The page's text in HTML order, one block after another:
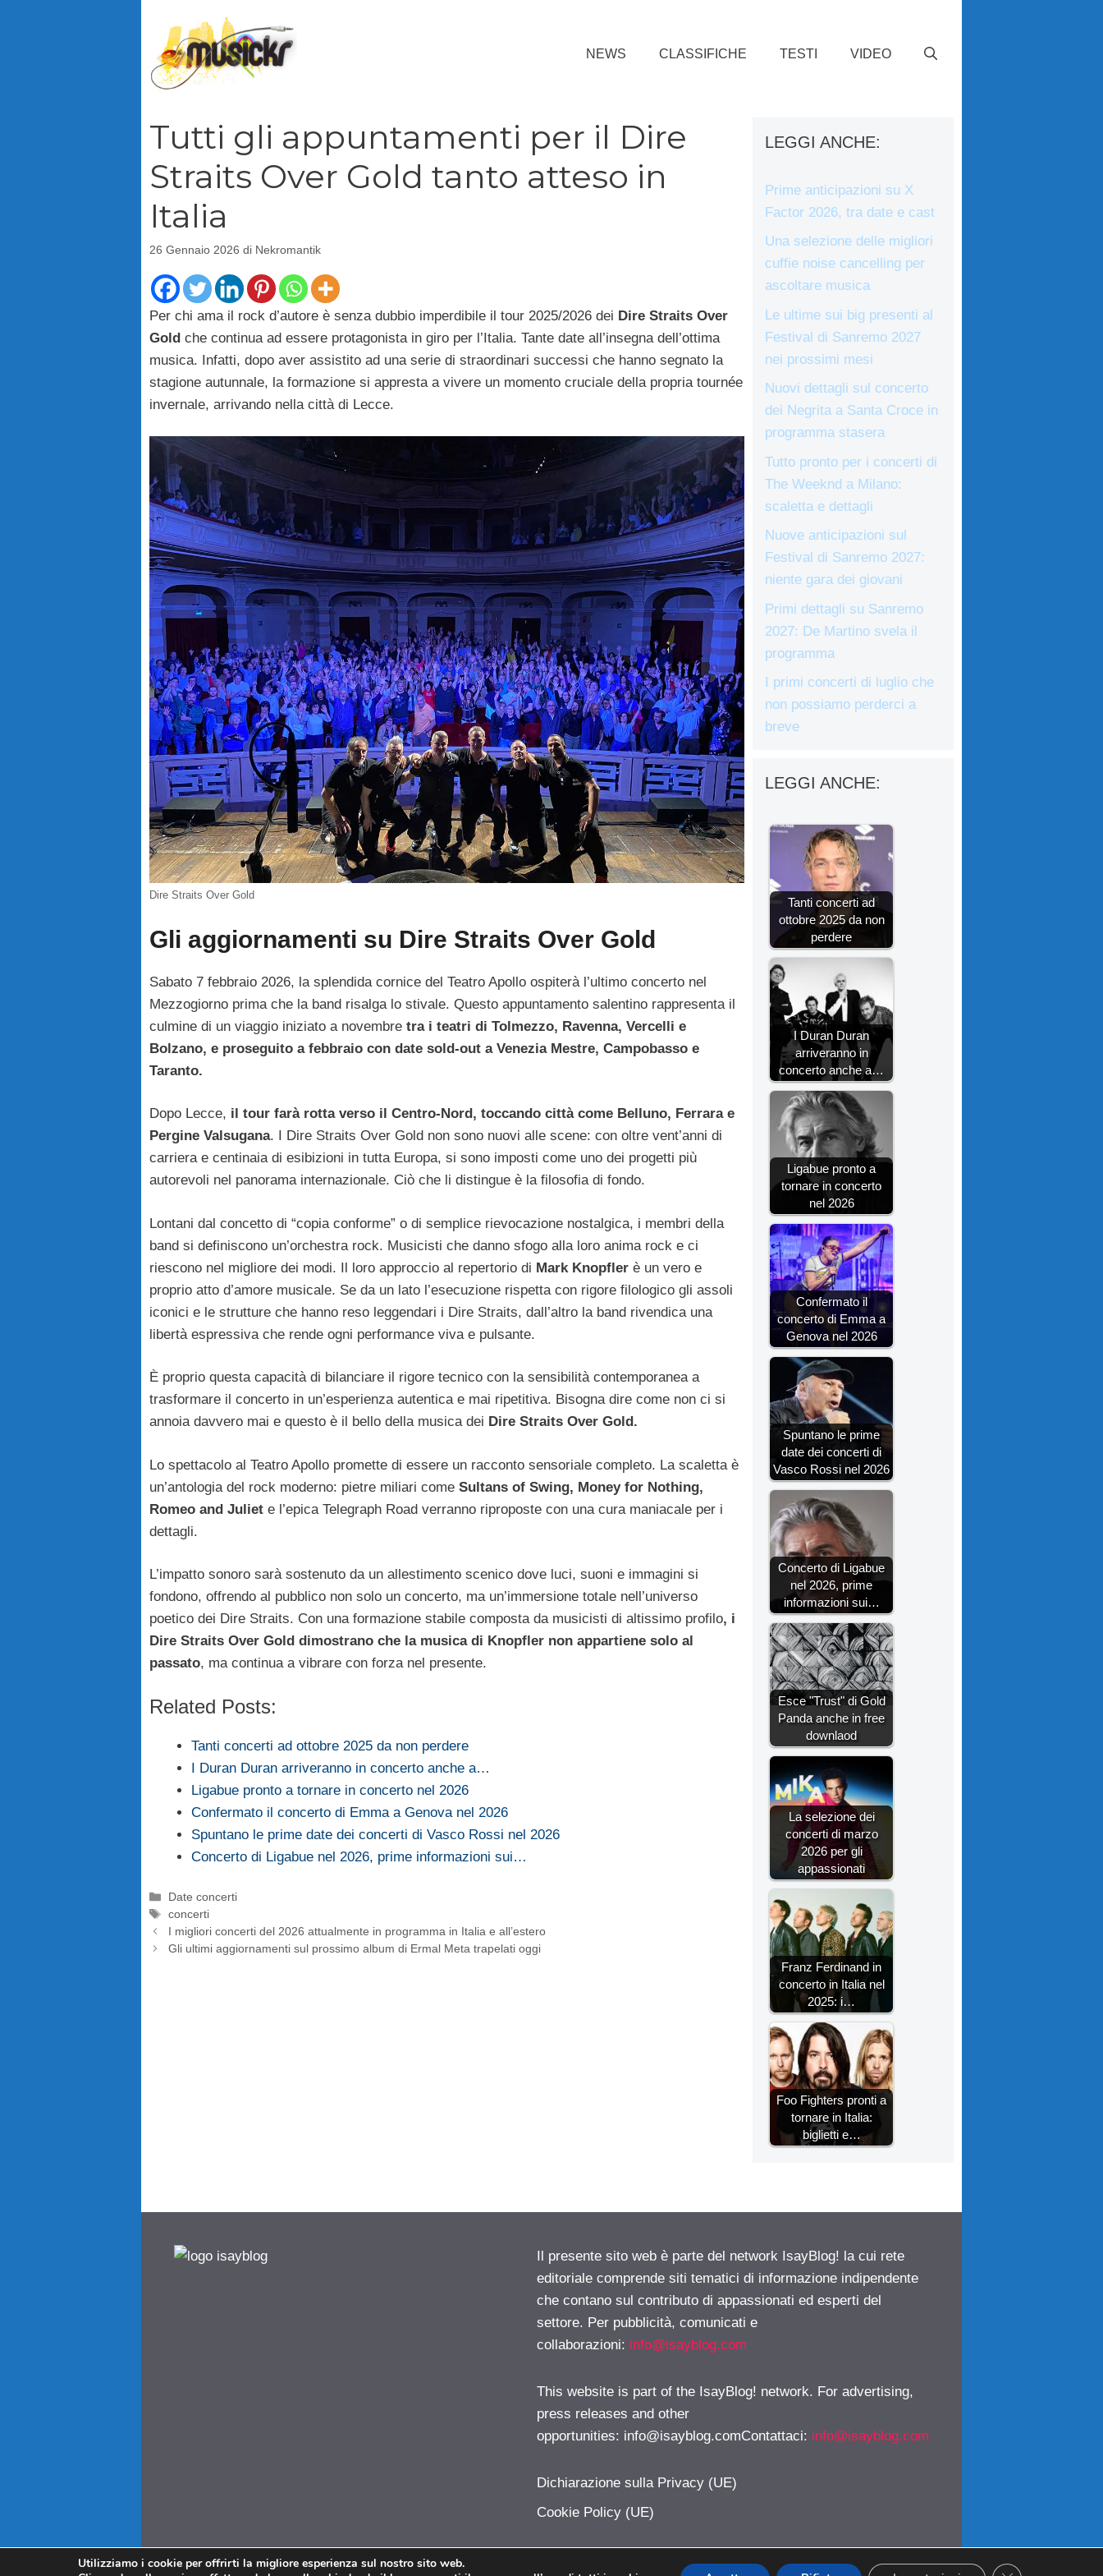
NEWS CLASSIFICHE TESTI VIDEO
Tutti gli appuntamenti per il Dire
Straits Over Gold tanto atteso in
Italia
26 Gennaio 2026 di Nekromantik
Per chi ama il rock d’autore è senza dubbio imperdibile il tour 2025/2026 dei Dire Straits Over
Gold che continua ad essere protagonista in giro per l’Italia. Tante date all’insegna dell’ottima
musica. Infatti, dopo aver assistito ad una serie di straordinari successi che hanno segnato la
stagione autunnale, la formazione si appresta a vivere un momento cruciale della propria tournée
invernale, arrivando nella città di Lecce.
Dire Straits Over Gold
Gli aggiornamenti su Dire Straits Over Gold
Sabato 7 febbraio 2026, la splendida cornice del Teatro Apollo ospiterà l’ultimo concerto nel
Mezzogiorno prima che la band risalga lo stivale. Questo appuntamento salentino rappresenta il
culmine di un viaggio iniziato a novembre tra i teatri di Tolmezzo, Ravenna, Vercelli e
Bolzano, e proseguito a febbraio con date sold-out a Venezia Mestre, Campobasso e
Taranto.
Dopo Lecce, il tour farà rotta verso il Centro-Nord, toccando città come Belluno, Ferrara e
Pergine Valsugana. I Dire Straits Over Gold non sono nuovi alle scene: con oltre vent’anni di
carriera e centinaia di esibizioni in tutta Europa, si sono imposti come uno dei progetti più
autorevoli nel panorama internazionale. Ciò che li distingue è la filosofia di fondo.
Lontani dal concetto di “copia conforme” o di semplice rievocazione nostalgica, i membri della
band si definiscono un’orchestra rock. Musicisti che danno sfogo alla loro anima rock e ci
riescono nel migliore dei modi. Il loro approccio al repertorio di Mark Knopfler è un vero e
proprio atto d’amore musicale. Se da un lato l’esecuzione rispetta con rigore filologico gli assoli
iconici e le strutture che hanno reso leggendari i Dire Straits, dall’altro la band rivendica una
libertà espressiva che rende ogni performance viva e pulsante.
È proprio questa capacità di bilanciare il rigore tecnico con la sensibilità contemporanea a
trasformare il concerto in un’esperienza autentica e mai ripetitiva. Bisogna dire come non ci si
annoia davvero mai e questo è il bello della musica dei Dire Straits Over Gold.
Lo spettacolo al Teatro Apollo promette di essere un racconto sensoriale completo. La scaletta è
un’antologia del rock moderno: pietre miliari come Sultans of Swing, Money for Nothing,
Romeo and Juliet e l’epica Telegraph Road verranno riproposte con una cura maniacale per i
dettagli.
L’impatto sonoro sarà sostenuto da un allestimento scenico dove luci, suoni e immagini si
fondono, offrendo al pubblico non solo un concerto, ma un’immersione totale nell’universo
poetico dei Dire Straits. Con una formazione stabile composta da musicisti di altissimo profilo, i
Dire Straits Over Gold dimostrano che la musica di Knopfler non appartiene solo al
passato, ma continua a vibrare con forza nel presente.
Related Posts:
Tanti concerti ad ottobre 2025 da non perdere
I Duran Duran arriveranno in concerto anche a…
Ligabue pronto a tornare in concerto nel 2026
Confermato il concerto di Emma a Genova nel 2026
Spuntano le prime date dei concerti di Vasco Rossi nel 2026
Concerto di Ligabue nel 2026, prime informazioni sui…
Categorie
Date concerti
Tag
concerti
I migliori concerti del 2026 attualmente in programma in Italia e all’estero
Gli ultimi aggiornamenti sul prossimo album di Ermal Meta trapelati oggi
LEGGI ANCHE:
Prime anticipazioni su X
Factor 2026, tra date e cast
Una selezione delle migliori
cuffie noise cancelling per
ascoltare musica
Le ultime sui big presenti al
Festival di Sanremo 2027
nei prossimi mesi
Nuovi dettagli sul concerto
dei Negrita a Santa Croce in
programma stasera
Tutto pronto per i concerti di
The Weeknd a Milano:
scaletta e dettagli
Nuove anticipazioni sul
Festival di Sanremo 2027:
niente gara dei giovani
Primi dettagli su Sanremo
2027: De Martino svela il
programma
I primi concerti di luglio che
non possiamo perderci a
breve
LEGGI ANCHE:
Tanti concerti ad
ottobre 2025 da non
perdere
I Duran Duran
arriveranno in
concerto anche a…
Ligabue pronto a
tornare in concerto
nel 2026
Confermato il
concerto di Emma a
Genova nel 2026
Spuntano le prime
date dei concerti di
Vasco Rossi nel 2026
Concerto di Ligabue
nel 2026, prime
informazioni sui…
Esce "Trust" di Gold
Panda anche in free
downlaod
La selezione dei
concerti di marzo
2026 per gli
appassionati
Franz Ferdinand in
concerto in Italia nel
2025: i…
Foo Fighters pronti a
tornare in Italia:
biglietti e…
Il presente sito web è parte del network IsayBlog! la cui rete
editoriale comprende siti tematici di informazione indipendente
che contano sul contributo di appassionati ed esperti del
settore. Per pubblicità, comunicati e
collaborazioni: info@isayblog.com
This website is part of the IsayBlog! network. For advertising,
press releases and other
opportunities: info@isayblog.comContattaci: info@isayblog.com
Dichiarazione sulla Privacy (UE)
Cookie Policy (UE)
Utilizziamo i cookie per offrirti la migliore esperienza sul nostro sito web.